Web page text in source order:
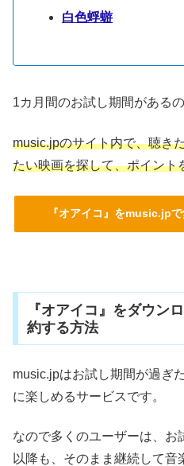
白色蜉蝣
1カ月間のお試し期間がある
music.jpのサイト内で、聴き
たい映画を探して、ポイント
『オアイコ』をmusic.jp
『オアイコ』をダウン
約する方法
music.jpはお試し期間が過ぎ
に楽しめるサービスです。
なので多くのユーザーは、お
以降も、そのまま継続して